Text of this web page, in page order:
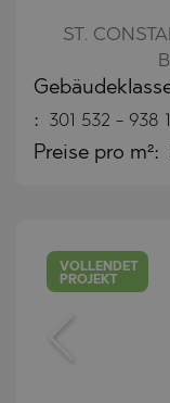
ST.
: 301 532 - 938
Preise pro m²:
VOLLENDET
PROJEKT